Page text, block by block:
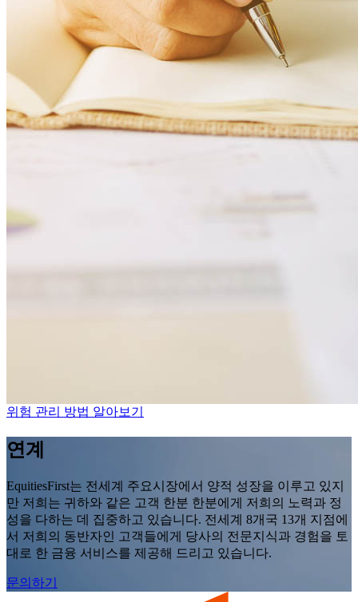
위험 관리 방법 알아보기
연계
EquitiesFirst는 전세계 주요시장에서 양적 성장을 이루고 있지
만 저희는 귀하와 같은 고객 한분 한분에게 저희의 노력과 정
성을 다하는 데 집중하고 있습니다. 전세계 8개국 13개 지점에
서 저희의 동반자인 고객들에게 당사의 전문지식과 경험을 토
대로 한 금융 서비스를 제공해 드리고 있습니다.
문의하기